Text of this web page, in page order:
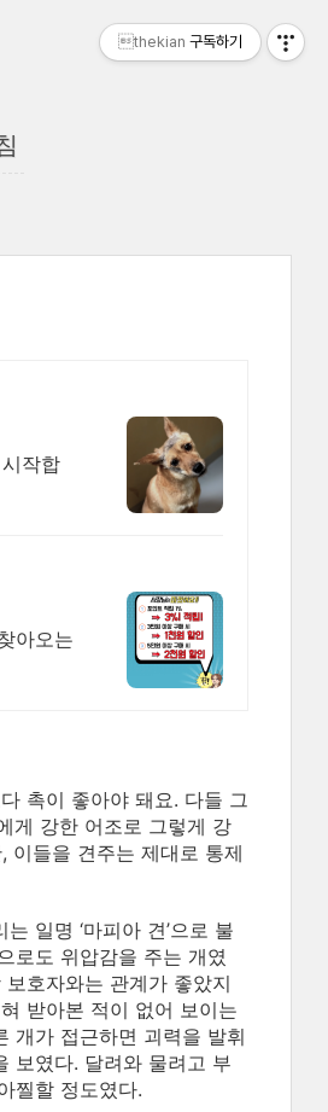
작합
아오는
촉이 좋아야 돼요. 다들 그
게 강한 어조로 그렇게 강
이들을 견주는 제대로 통제
일명 ‘마피아 견’으로 불
로도 위압감을 주는 개였
호자와는 관계가 좋았지
받아본 적이 없어 보이는
개가 접근하면 괴력을 발휘
보였다. 달려와 물려고 부
찔할 정도였다.
thekian 구독하기